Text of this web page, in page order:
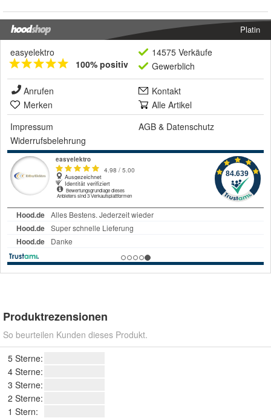
Platin
easyelektro
100% positiv
14575 Verkäufe
Gewerblich
Anrufen
Kontakt
Merken
Alle Artikel
Impressum
AGB & Datenschutz
Widerrufsbelehrung
Produktrezensionen
So beurteilen Kunden dieses Produkt.
5 Sterne:
4 Sterne:
3 Sterne:
2 Sterne:
1 Stern: